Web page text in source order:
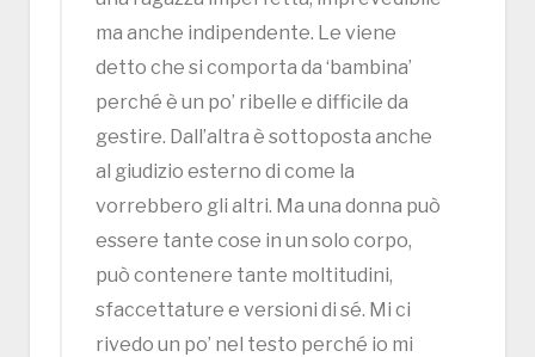
ma anche indipendente. Le viene
detto che si comporta da ‘bambina’
perché è un po’ ribelle e difficile da
gestire. Dall’altra è sottoposta anche
al giudizio esterno di come la
vorrebbero gli altri. Ma una donna può
essere tante cose in un solo corpo,
può contenere tante moltitudini,
sfaccettature e versioni di sé. Mi ci
rivedo un po’ nel testo perché io mi